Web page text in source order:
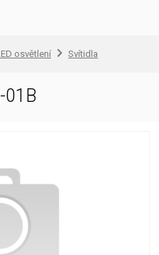
osvětlení Svítidla
01B